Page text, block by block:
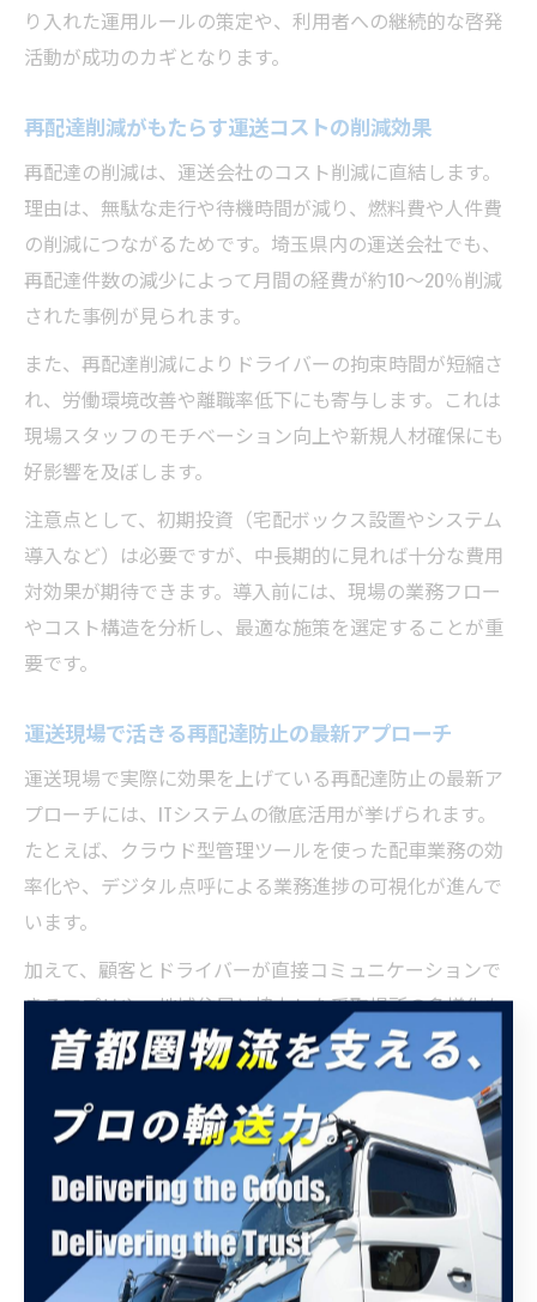
り入れた運用ルールの策定や、利用者への継続的な啓発
活動が成功のカギとなります。
再配達削減がもたらす運送コストの削減効果
再配達の削減は、運送会社のコスト削減に直結します。
理由は、無駄な走行や待機時間が減り、燃料費や人件費
の削減につながるためです。埼玉県内の運送会社でも、
再配達件数の減少によって月間の経費が約10〜20％削減
された事例が見られます。
また、再配達削減によりドライバーの拘束時間が短縮さ
れ、労働環境改善や離職率低下にも寄与します。これは
現場スタッフのモチベーション向上や新規人材確保にも
好影響を及ぼします。
注意点として、初期投資（宅配ボックス設置やシステム
導入など）は必要ですが、中長期的に見れば十分な費用
対効果が期待できます。導入前には、現場の業務フロー
やコスト構造を分析し、最適な施策を選定することが重
要です。
運送現場で活きる再配達防止の最新アプローチ
運送現場で実際に効果を上げている再配達防止の最新ア
プローチには、ITシステムの徹底活用が挙げられます。
たとえば、クラウド型管理ツールを使った配車業務の効
率化や、デジタル点呼による業務進捗の可視化が進んで
います。
加えて、顧客とドライバーが直接コミュニケーションで
きるアプリや、地域住民と協力した受取場所の多様化も
有効です。埼玉県では、さいたま市緑区美園など特定地
区でのモデルケースや、宅配ボックス補助金の活用事例
が注目されています。
導入時のポイントは、現場スタッフの意見を十分に取り
入れた運用設計と、継続的な改善活動です。定期的なフ
ィードバックや、利用者からの声を反映する仕組みを構
築することで、現場に根付いた再配達防止策を実現でき